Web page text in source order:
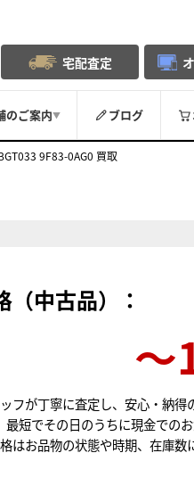
宅配査定
のご案内▼ ブログ
9F83-0AG0 買取
（中古品）：
〜
フが丁寧に査定し、安心・納得
最短でその日のうちに現金でのお
はお品物の状態や時期、在庫数